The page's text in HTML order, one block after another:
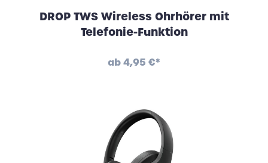
DROP TWS Wireless Ohrhörer mit
Telefonie-Funktion
ab4,95 €*